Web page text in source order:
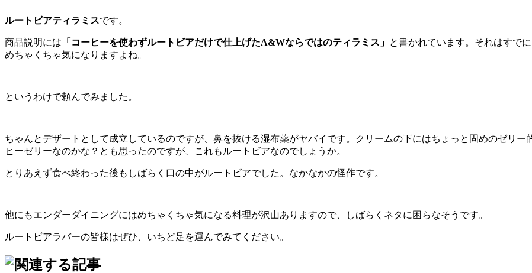
ルートビアティラミスです。
商品説明には 「コーヒーを使わずルートビアだけで仕上げたA&Wならではのティラミス」 と書かれています。それはすで
めちゃくちゃ気になりますよね。
というわけで頼んでみました。
ちゃんとデザートとして成立しているのですが、鼻を抜ける湿布薬がヤバイです。クリームの下にはちょっと固めのゼリ
ヒーゼリーなのかな？とも思ったのですが、これもルートビアなのでしょうか。
とりあえず食べ終わった後もしばらく口の中がルートビアでした。なかなかの怪作です。
他にもエンダーダイニングにはめちゃくちゃ気になる料理が沢山ありますので、しばらくネタに困らなそうです。
ルートビアラバーの皆様はぜひ、いちど足を運んでみてください。